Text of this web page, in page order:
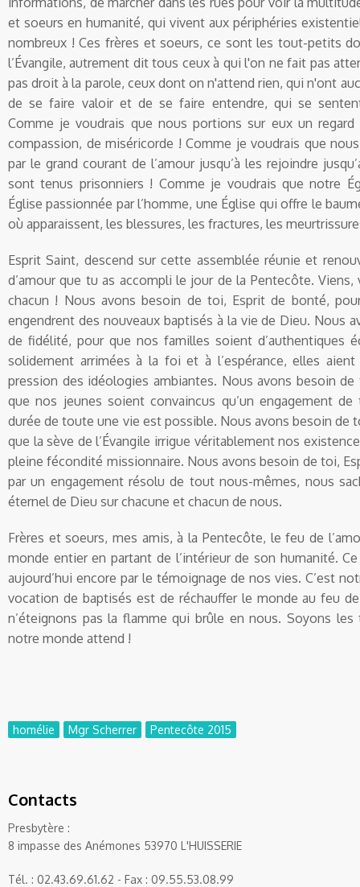
et soeurs en humanité, qui vivent aux périphéries
nombreux ! Ces frères et soeurs, ce sont les tout-petits
l’Évangile, autrement dit tous ceux à qui l'on ne fait pas
pas droit à la parole, ceux dont on n'attend rien, qui n'ont
de se faire valoir et de se faire entendre, qui se
Comme je voudrais que nous portions sur eux un
compassion, de miséricorde ! Comme je voudrais que
par le grand courant de l’amour jusqu’à les rejoindre
sont tenus prisonniers ! Comme je voudrais que notre
Église passionnée par l’homme, une Église qui offre le
où apparaissent, les blessures, les fractures, les
Esprit Saint, descend sur cette assemblée réunie et
d’amour que tu as accompli le jour de la Pentecôte.
chacun ! Nous avons besoin de toi, Esprit de bonté,
engendrent des nouveaux baptisés à la vie de Dieu. Nous
de fidélité, pour que nos familles soient d’authentiques
solidement arrimées à la foi et à l’espérance, elles
pression des idéologies ambiantes. Nous avons besoin de
que nos jeunes soient convaincus qu’un engagement
durée de toute une vie est possible. Nous avons besoin de
que la sève de l’Évangile irrigue véritablement nos
pleine fécondité missionnaire. Nous avons besoin de toi,
par un engagement résolu de tout nous-mêmes, nous
éternel de Dieu sur chacune et chacun de nous.
Frères et soeurs, mes amis, à la Pentecôte, le feu de
monde entier en partant de l’intérieur de son humanité.
aujourd’hui encore par le témoignage de nos vies. C’est
vocation de baptisés est de réchauffer le monde au feu
n’éteignons pas la flamme qui brûle en nous. Soyons
notre monde attend !
homélie Mgr Scherrer Pentecôte 2015
Contacts
Presbytère :
8 impasse des Anémones 53970 L'HUISSERIE
Tél. : 02.43.69.61.62 - Fax : 09.55.53.08.99